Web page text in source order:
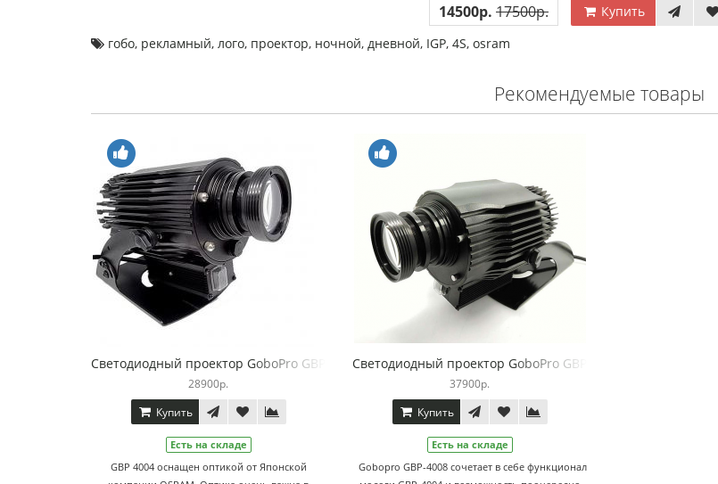
14500р. 17500р.
Купить
гобо, рекламный, лого, проектор, ночной, дневной, IGP, 4S, osram
Рекомендуемые товары
Светодиодный проектор GoboPro GBP 4004 (Оптика Япония)
28900р.
Купить
Есть на складе
GBP 4004 оснащен оптикой от Японской
Светодиодный проектор GoboPro GBP 4008 (Оптика Япония)
37900р.
Купить
Есть на складе
Gobopro GBP-4008 сочетает в себе функционал